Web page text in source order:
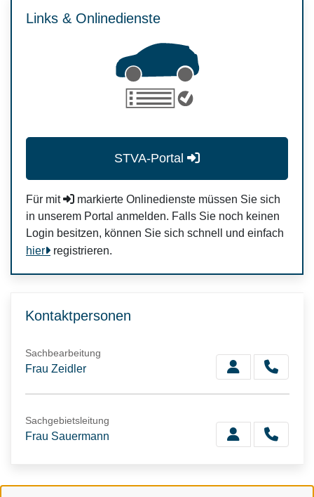
Links & Onlinedienste
STVA-Portal
Für mit
markierte Onlinedienste müssen Sie sich
in unserem Portal anmelden. Falls Sie noch keinen
Login besitzen, können Sie sich schnell und einfach
hier
registrieren.
Kontaktpersonen
Sachbearbeitung
Frau Zeidler
Sachgebietsleitung
Frau Sauermann